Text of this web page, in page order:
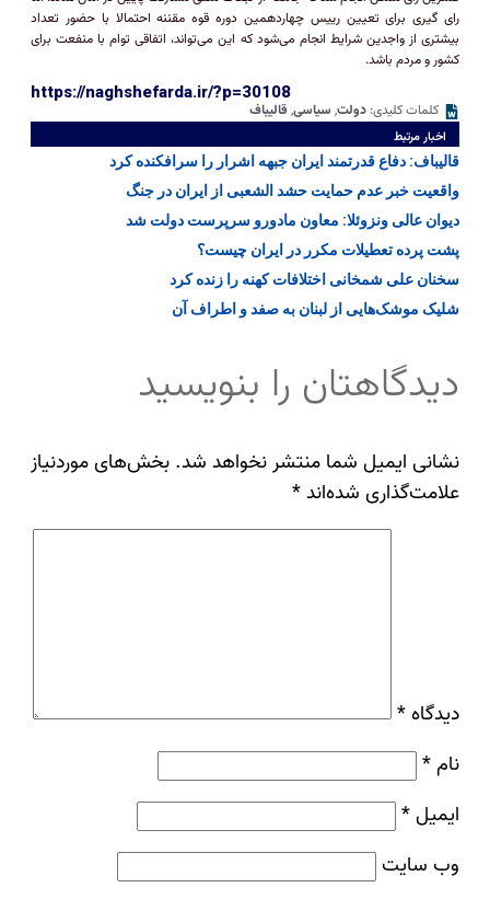
رای گیری برای تعیین رییس چهاردهمین دوره قوه مقننه احتمالا با حضور تعداد
بیشتری از واجدین شرایط انجام می‌شود که این می‌تواند، اتفاقی توام با منفعت برای
کشور و مردم باشد.
https://naghshefarda.ir/?p=30108
کلمات کلیدی: دولت, سیاسی, قالیباف
اخبار مرتبط
قالیباف: دفاع قدرتمند ایران جبهه اشرار را سرافکنده کرد
واقعیت خبر عدم حمایت حشد الشعبی از ایران در جنگ
دیوان عالی ونزوئلا: معاون مادورو سرپرست دولت شد
پشت پرده تعطیلات مکرر در ایران چیست؟
سخنان علی شمخانی اختلافات کهنه را زنده کرد
شلیک موشک‌هایی از لبنان به صفد و اطراف آن
دیدگاهتان را بنویسید
نشانی ایمیل شما منتشر نخواهد شد. بخش‌های موردنیاز
علامت‌گذاری شده‌اند*
دیدگاه *
نام*
ایمیل*
وب‌ سایت